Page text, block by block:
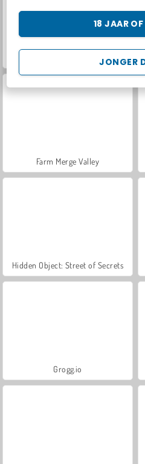
JONGER
18 JAAR
Farm Merge Valley
Hidden Object: Street of Secrets
Grogg.io